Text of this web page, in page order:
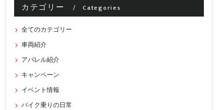
カテゴリー Categories
全てのカテゴリー
車両紹介
アパレル紹介
キャンペーン
イベント情報
バイク乗りの日常